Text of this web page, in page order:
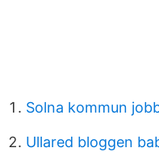
Solna kommun
Ullared bloggen